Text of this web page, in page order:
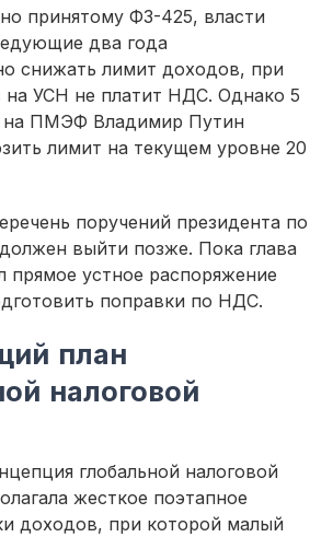
принятому ФЗ-425, власти
два года
снижать лимит доходов, при
на УСН не платит НДС. Однако 5
на ПМЭФ Владимир Путин
лимит на текущем уровне 20
поручений президента по
выйти позже. Пока глава
прямое устное распоряжение
поправки по НДС.
план
налоговой
глобальной налоговой
жесткое поэтапное
доходов, при которой малый